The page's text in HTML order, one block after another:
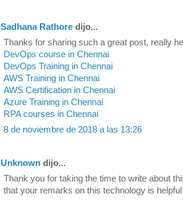
Sadhana Rathore dijo...
Thanks for sharing such a great post, really
DevOps course in Chennai
DevOps Training in Chennai
AWS Training in Chennai
AWS Certification in Chennai
Azure Training in Chennai
RPA courses in Chennai
8 de noviembre de 2018 a las 13:26
Unknown dijo...
Thank you for taking the time to write about
that your remarks on this technology is